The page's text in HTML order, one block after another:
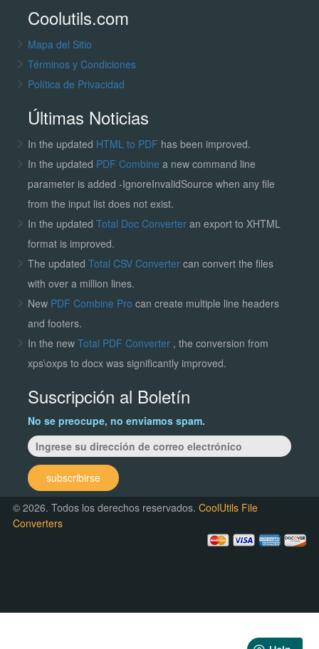
Coolutils.com
Mapa del Sitio
Términos y Condiciones
Política de Privacidad
Últimas Noticias
In the updated HTML to PDF has been improved.
In the updated PDF Combine a new command line
parameter is added -IgnoreInvalidSource when any file
from the input list does not exist.
In the updated Total Doc Converter an export to XHTML
format is improved.
The updated Total CSV Convertercan convert the files
with over a million lines.
New PDF Combine Pro can create multiple line headers
and footers.
In the new Total PDF Converter , the conversion from
xps\oxps to docx was significantly improved.
Suscripción al Boletín
No se preocupe, no enviamos spam.
subscribirse
© 2026. Todos los derechos reservados.CoolUtils File
Converters